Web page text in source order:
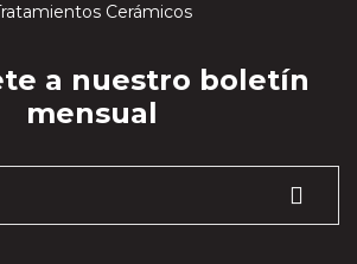
Cerámicos
a nuestro boletín
mensual